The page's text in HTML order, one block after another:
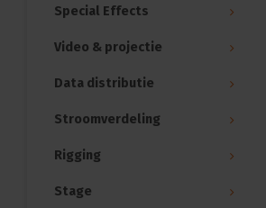
Special Effects
Video & projectie
Data distributie
Stroomverdeling
Rigging
Stage